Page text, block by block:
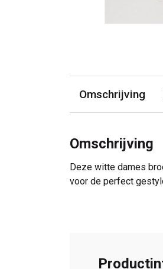
Omschrijving
Omschrijving
Deze witte dames
voor de perfect